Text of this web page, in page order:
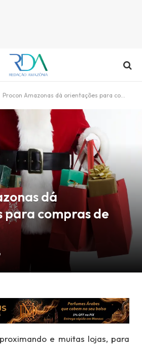
Procon Amazonas dá orientações para compras de Natal
dá
para compras de
e muitas lojas, para